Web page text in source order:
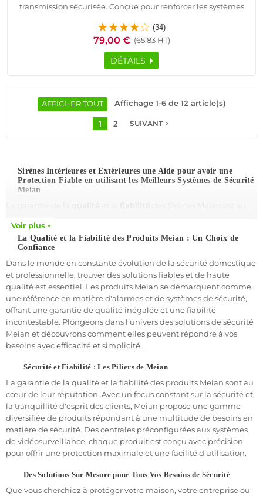
transmission sécurisée. Conçue pour renforcer les systèmes
sonore efficace. Sa structure robuste et son autonomie assurée
par batterie de secours garantissent une fiabilité optimale,
même en cas de coupure électrique.
Adaptée aux Maisons, Appartements, Commerces, Bureaux
tournant et son système anti-sabotage renforcent la
protection du site. La sirène transmet instantanément toute
alerte à la centrale pour une réaction immédiate.
connectée, cette sirène extérieure offre un haut niveau de
sécurité pour tout système sans fil moderne.
(34)
79,00 € (65.83 HT)
DÉTAILS
AFFICHER TOUT Affichage 1-6 de 12 article(s)
1 2 SUIVANTnavigate_next
Sirènes Intérieures et Extérieures une Aide pour avoir une
Protection Fiable en utilisant les Meilleurs Systèmes de Sécurité
Meian
Avec les alarmes Meian, la qualité et la
caractéristiques essentielles.
Nous mettons l'accent sur la sécurité, la qualité et la fiabilité des
systèmes de sécurité, en proposant unegamme complète
sirènes pour répondre à tousvos besoinsen matière de
protectionde biens et de personnes.
Sécurité et Qualité: Les Fondements des Systèmes Meian
Voir plus expand_more
La Qualité et la Fiabilité des Produits Meian : Un Choix de
Confiance
Dans le monde en constante évolution de la sécurité domestique
et professionnelle, trouver des solutions fiables et de haute
qualité est essentiel. Les produits Meian se démarquent comme
une référence en matière d'alarmes et de systèmes de sécurité,
offrant une garantie de qualité inégalée et une fiabilité
incontestable. Plongeons dans l'univers des solutions de sécurité
Meian et découvrons comment elles peuvent répondre à vos
besoins avec efficacité et simplicité.
Sécurité et Fiabilité : Les Piliers de Meian
La garantie de la qualité et la fiabilité des produits Meian sont au
cœur de leur réputation. Avec un focus constant sur la sécurité et
la tranquillité d'esprit des clients, Meian propose une gamme
diversifiée de produits répondant à une multitude de besoins en
matière de sécurité. Des centrales préconfigurées aux systèmes
de vidéosurveillance, chaque produit est conçu avec précision
pour offrir une protection maximale et une facilité d'utilisation.
Des Solutions Sur Mesure pour Tous Vos Besoins de Sécurité
Que vous cherchiez à protéger votre maison, votre entreprise ou